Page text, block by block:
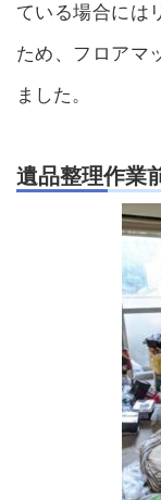
ている場合には
ため、フロアマ
ました。
遺品整理作業